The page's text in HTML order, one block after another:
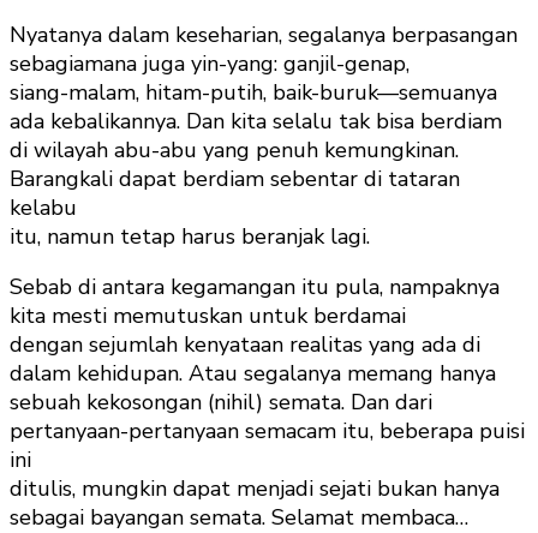
Nyatanya dalam keseharian, segalanya berpasangan
sebagiamana juga yin-yang: ganjil-genap,
siang-malam, hitam-putih, baik-buruk—semuanya
ada kebalikannya. Dan kita selalu tak bisa berdiam
di wilayah abu-abu yang penuh kemungkinan.
Barangkali dapat berdiam sebentar di tataran
kelabu
itu, namun tetap harus beranjak lagi.
Sebab di antara kegamangan itu pula, nampaknya
kita mesti memutuskan untuk berdamai
dengan sejumlah kenyataan realitas yang ada di
dalam kehidupan. Atau segalanya memang hanya
sebuah kekosongan (nihil) semata. Dan dari
pertanyaan-pertanyaan semacam itu, beberapa puisi
ini
ditulis, mungkin dapat menjadi sejati bukan hanya
sebagai bayangan semata. Selamat membaca…